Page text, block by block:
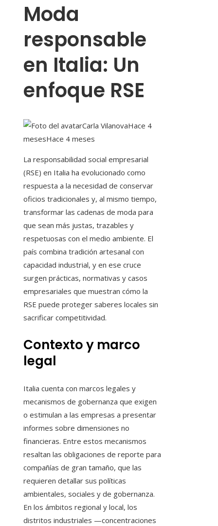
Moda
responsable
en Italia: Un
enfoque RSE
Carla VilanovaHace 4
mesesHace 4 meses
La responsabilidad social empresarial
(RSE) en Italia ha evolucionado como
respuesta a la necesidad de conservar
oficios tradicionales y, al mismo tiempo,
transformar las cadenas de moda para
que sean más justas, trazables y
respetuosas con el medio ambiente. El
país combina tradición artesanal con
capacidad industrial, y en ese cruce
surgen prácticas, normativas y casos
empresariales que muestran cómo la
RSE puede proteger saberes locales sin
sacrificar competitividad.
Contexto y marco
legal
Italia cuenta con marcos legales y
mecanismos de gobernanza que exigen
o estimulan a las empresas a presentar
informes sobre dimensiones no
financieras. Entre estos mecanismos
resaltan las obligaciones de reporte para
compañías de gran tamaño, que las
requieren detallar sus políticas
ambientales, sociales y de gobernanza.
En los ámbitos regional y local, los
distritos industriales —concentraciones